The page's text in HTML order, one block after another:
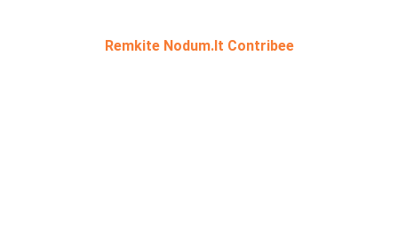
Remkite Nodum.lt Contribee